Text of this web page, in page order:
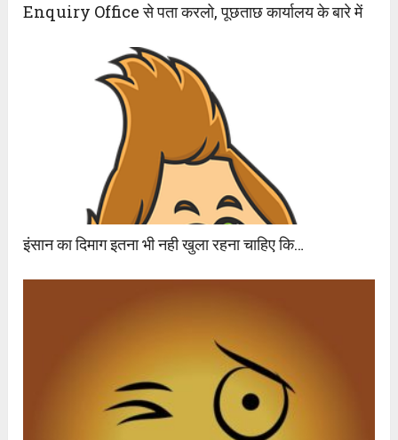
Enquiry Office से पता करलो, पूछताछ कार्यालय के बारे में
इंसान का दिमाग इतना भी नही खुला रहना चाहिए कि…